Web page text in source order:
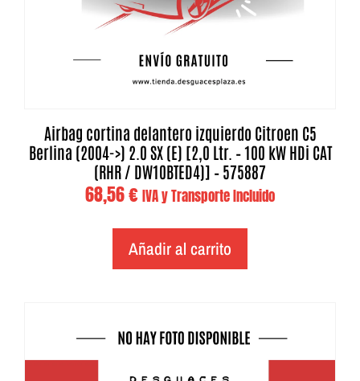
Airbag cortina delantero izquierdo Citroen C5
Berlina (2004->) 2.0 SX (E) [2,0 Ltr. – 100 kW HDi CAT
(RHR / DW10BTED4)] – 575887
68,56€ IVA y Transporte Incluido
Añadir al carrito